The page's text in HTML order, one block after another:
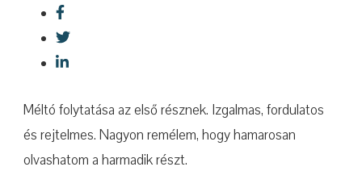
Méltó folytatása az első résznek. Izgalmas, fordulatos
és rejtelmes. Nagyon remélem, hogy hamarosan
olvashatom a harmadik részt.